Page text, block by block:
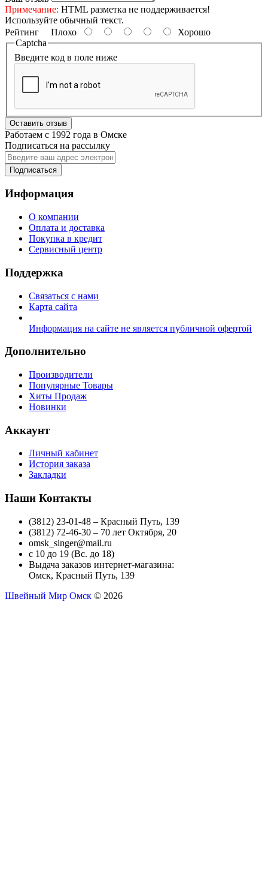
Примечание: HTML разметка не поддерживается!
Используйте обычный текст.
Рейтинг Плохо
Хорошо
Captcha
Введите код в поле ниже
Оставить отзыв
Работаем с 1992 года в Омске
Подписаться на рассылку
Подписаться
Информация
О компании
Оплата и доставка
Покупка в кредит
Сервисный центр
Поддержка
Связаться с нами
Карта сайта
Информация на сайте не является публичной офертой
Дополнительно
Производители
Популярные Товары
Хиты Продаж
Новинки
Аккаунт
Личный кабинет
История заказа
Закладки
Наши Контакты
(3812) 23-01-48 – Красный Путь, 139
(3812) 72-46-30 – 70 лет Октября, 20
omsk_singer@mail.ru
с 10 до 19 (Вс. до 18)
Выдача заказов интернет-магазина:
Омск, Красный Путь, 139
Швейный Мир Омск © 2026